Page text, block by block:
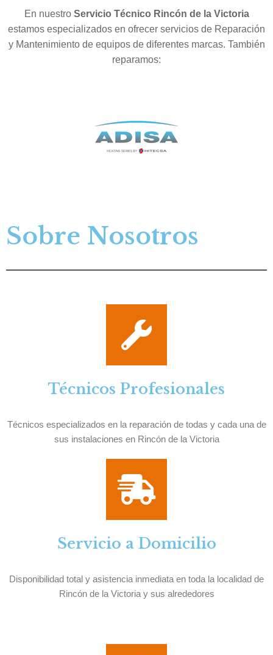
En nuestro Servicio Técnico Rincón de la Victoria
estamos especializados en ofrecer servicios de Reparación
y Mantenimiento de equipos de diferentes marcas. También
reparamos:
Sobre Nosotros
Técnicos Profesionales
Técnicos especializados en la reparación de todas y cada una de
sus instalaciones en Rincón de la Victoria
Servicio a Domicilio
Disponibilidad total y asistencia inmediata en toda la localidad de
Rincón de la Victoria y sus alrededores